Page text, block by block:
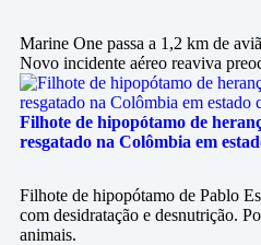
Marine One passa a 1,2 km de
Novo incidente aéreo reaviva
Filhote de hipopótamo de
resgatado na Colômbia em
Filhote de hipopótamo de Pablo
com desidratação e desnutrição.
animais.